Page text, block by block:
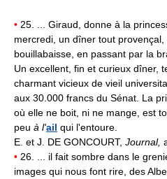
• 25. ... Giraud, donne à la
mercredi, un dîner tout
bouillabaisse, en passant par la
Un excellent, fin et curieux dîner,
charmant vicieux de vieil
aux 30.000 francs du Sénat. La
où elle ne boit, ni ne mange, est
peu à l'ail qui l'entoure.
E. et J. DE GONCOURT, Journal,
• 26. ... il fait sombre dans le
images qui nous font rire, des